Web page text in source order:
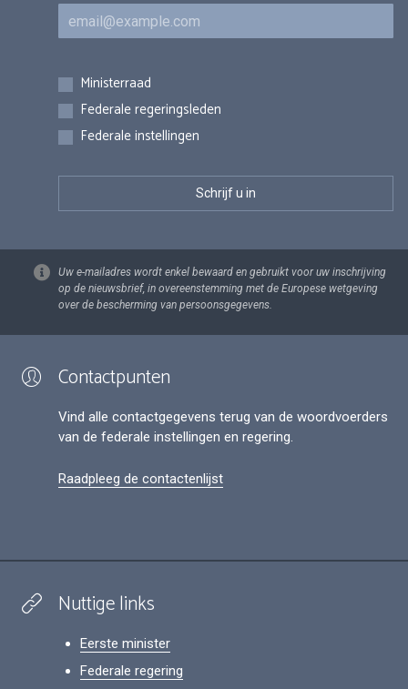
E-mail
Inschrijvingen
Ministerraad
Federale regeringsleden
Federale instellingen
Uw e-mailadres wordt enkel bewaard en gebruikt voor uw inschrijving
op de nieuwsbrief, in overeenstemming met de Europese wetgeving
over de bescherming van persoonsgegevens.
Contactpunten
Vind alle contactgegevens terug van de woordvoerders
van de federale instellingen en regering.
Raadpleeg de contactenlijst
Nuttige links
Eerste minister
Federale regering